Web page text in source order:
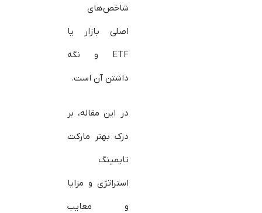
شاخص‌های
اصلی بازار یا
ETF و نگه
داشتن آن است.
در این مقاله، بر
درک بهتر مارکت
تایمینگ
استراتژی و مزایا
و معایب